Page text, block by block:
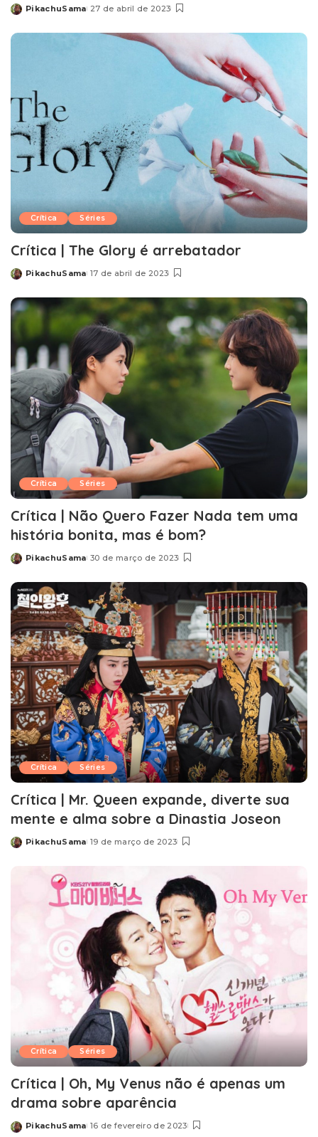
Posted
PikachuSama 27 de abril de 2023
Crítica Séries
Crítica | The Glory é arrebatador
Posted
PikachuSama 17 de abril de 2023
Crítica Séries
Crítica | Não Quero Fazer Nada tem uma
história bonita, mas é bom?
Posted
PikachuSama 30 de março de 2023
Crítica Séries
Crítica | Mr. Queen expande, diverte sua
mente e alma sobre a Dinastia Joseon
Posted
PikachuSama 19 de março de 2023
Crítica Séries
Crítica | Oh, My Venus não é apenas um
drama sobre aparência
Posted
PikachuSama 16 de fevereiro de 2023